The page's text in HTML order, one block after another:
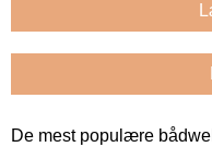
De mest populære